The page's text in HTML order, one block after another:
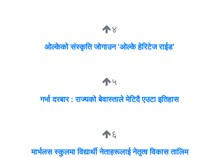
४
ओल्केको संस्कृति जोगाउन ‘ओल्के हेरिटेज राईड’
५
गर्भा दरबार : राज्यको बेवास्ताले मेटिदै एउटा इतिहास
६
मार्भलस स्कुलमा विद्यार्थी नेताहरूलाई नेतृत्व विकास तालिम